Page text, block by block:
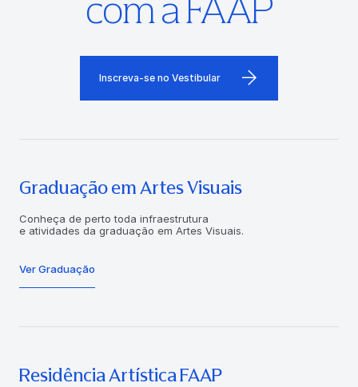
com a FAAP
Inscreva-se no Vestibular
Graduação em Artes Visuais
Conheça de perto toda infraestrutura
e atividades da graduação em Artes Visuais.
Ver Graduação
Residência Artística FAAP